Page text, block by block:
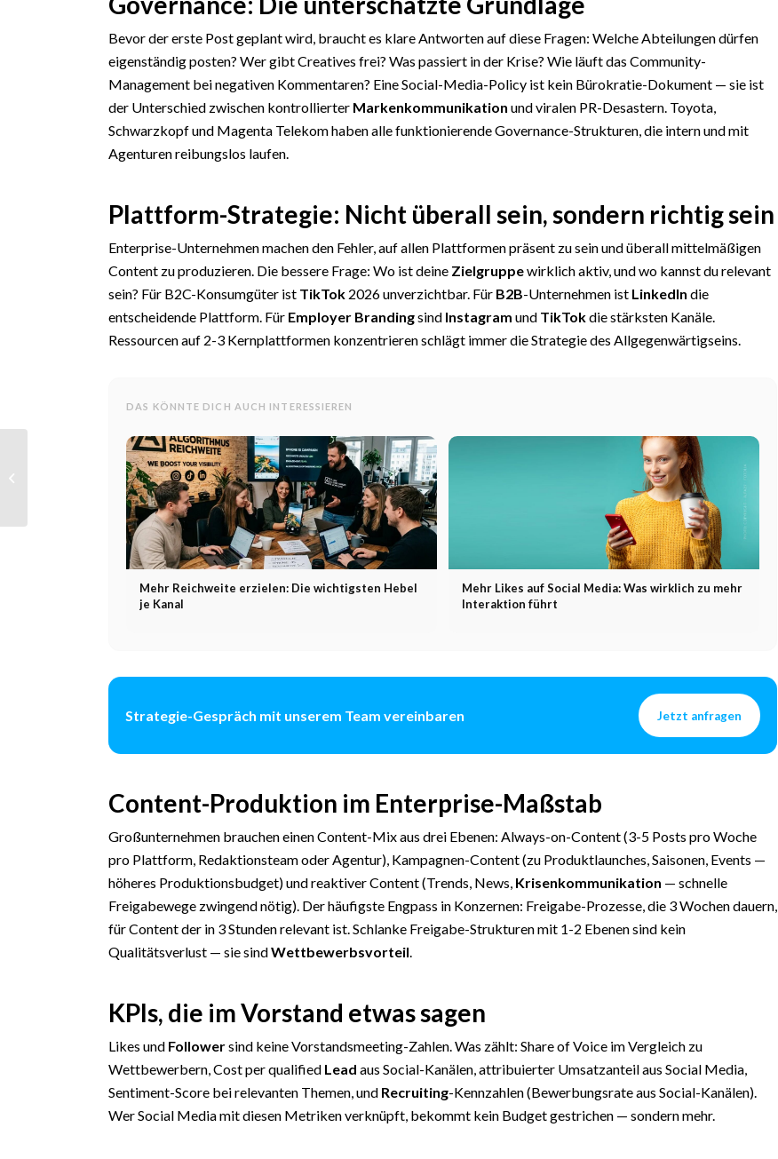
Bevor der erste Post geplant wird, braucht es klare Antworten auf diese Fragen: Welche Abteilungen dürfen
eigenständig posten? Wer gibt Creatives frei? Was passiert in der Krise? Wie läuft das Community-
Management bei negativen Kommentaren? Eine Social-Media-Policy ist kein Bürokratie-Dokument — sie ist
der Unterschied zwischen kontrollierter Markenkommunikation und viralen PR-Desastern. Toyota,
Schwarzkopf und Magenta Telekom haben alle funktionierende Governance-Strukturen, die intern und mit
Agenturen reibungslos laufen.
Plattform-Strategie: Nicht überall sein, sondern richtig sein
Enterprise-Unternehmen machen den Fehler, auf allen Plattformen präsent zu sein und überall mittelmäßigen
Content zu produzieren. Die bessere Frage: Wo ist deine Zielgruppewirklich aktiv, und wo kannst du relevant
sein? Für B2C-Konsumgüter ist TikTok 2026 unverzichtbar. Für B2B-Unternehmen ist LinkedIn die
entscheidende Plattform. Für Employer Brandingsind Instagram und TikTokdie stärksten Kanäle.
Ressourcen auf 2-3 Kernplattformen konzentrieren schlägt immer die Strategie des Allgegenwärtigseins.
DAS KÖNNTE DICH AUCH INTERESSIEREN
Mehr Reichweite erzielen: Die wichtigsten Hebel
je Kanal
Mehr Likes auf Social Media: Was wirklich zu mehr
Interaktion führt
Strategie-Gespräch mit unserem Team vereinbaren Jetzt anfragen
Content-Produktion im Enterprise-Maßstab
Großunternehmen brauchen einen Content-Mix aus drei Ebenen: Always-on-Content (3-5 Posts pro Woche
pro Plattform, Redaktionsteam oder Agentur), Kampagnen-Content (zu Produktlaunches, Saisonen, Events —
höheres Produktionsbudget) und reaktiver Content (Trends, News, Krisenkommunikation — schnelle
Freigabewege zwingend nötig). Der häufigste Engpass in Konzernen: Freigabe-Prozesse, die 3 Wochen dauern,
für Content der in 3 Stunden relevant ist. Schlanke Freigabe-Strukturen mit 1-2 Ebenen sind kein
Qualitätsverlust — sie sindWettbewerbsvorteil.
KPIs, die im Vorstand etwas sagen
Likes und Followersind keine Vorstandsmeeting-Zahlen. Was zählt: Share of Voice im Vergleich zu
Wettbewerbern, Cost per qualified Lead aus Social-Kanälen, attribuierter Umsatzanteil aus Social Media,
Sentiment-Score bei relevanten Themen, und Recruiting-Kennzahlen (Bewerbungsrate aus Social-Kanälen).
Wer Social Media mit diesen Metriken verknüpft, bekommt kein Budget gestrichen — sondern mehr.
Creator Economy:
Monetarisierung,
Plattformen und was
Marken jetzt wissen